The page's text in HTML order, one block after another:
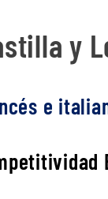
y
e